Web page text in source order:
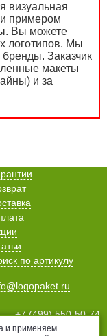
визуальная
примером
Вы можете
логотипов. Мы
Заказчик
макеты
и за
по артикулу
+7 (499) 550-50-74
+7 (812) 678-99-38
и применяем